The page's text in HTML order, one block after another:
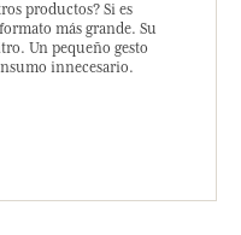
productos? Si es
más grande. Su
Un pequeño gesto
innecesario.